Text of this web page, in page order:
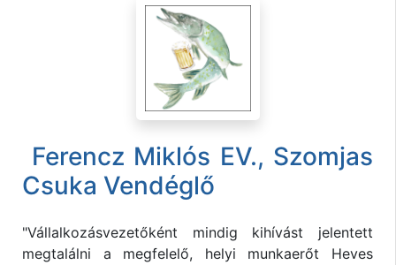
Ferencz Miklós EV., Szomjas
Csuka Vendéglő
"Vállalkozásvezetőként mindig kihívást jelentett
megtalálni a megfelelő, helyi munkaerőt Heves